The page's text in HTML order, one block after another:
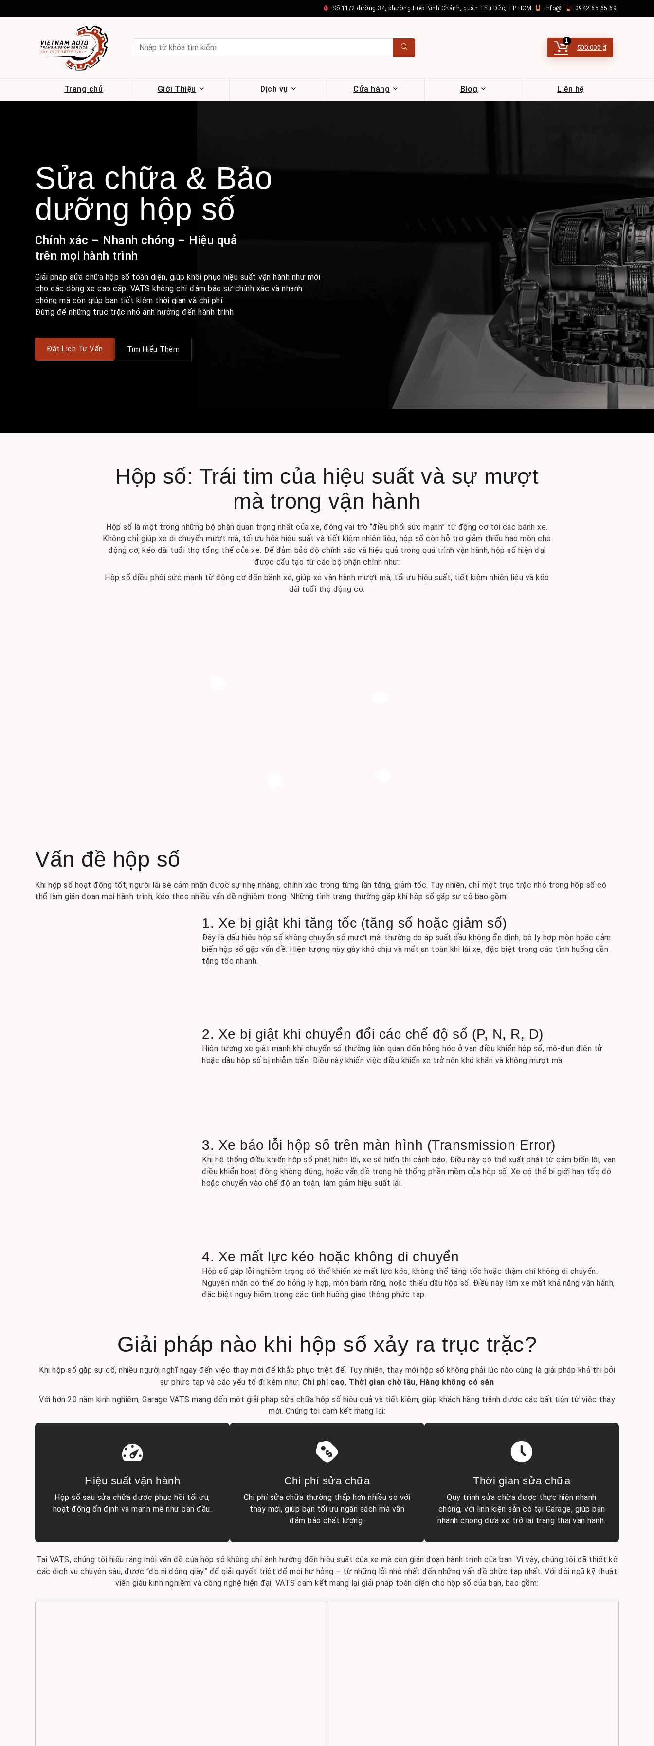
Số 11/2 đường 34, phường Hiệp Bình Chánh, quận Thủ Đức, TP HCM info@ 0942 65 65 69
1
500.000 ₫
Trang chủ Giới Thiệu Dịch vụ Cửa hàng Blog Liên hệ
Sửa chữa & Bảo
dưỡng hộp số
Chính xác – Nhanh chóng – Hiệu quả
trên mọi hành trình
Giải pháp sửa chữa hộp số toàn diện, giúp khôi phục hiệu suất vận hành như mới
cho các dòng xe cao cấp. VATS không chỉ đảm bảo sự chính xác và nhanh
chóng mà còn giúp bạn tiết kiệm thời gian và chi phí.
Đừng để những trục trặc nhỏ ảnh hưởng đến hành trình
Đặt Lịch Tư Vấn Tìm Hiểu Thêm
Hộp số: Trái tim của hiệu suất và sự mượt
mà trong vận hành
Hộp số là một trong những bộ phận quan trọng nhất của xe, đóng vai trò “điều phối sức mạnh” từ động cơ tới các bánh xe.
Không chỉ giúp xe di chuyển mượt mà, tối ưu hóa hiệu suất và tiết kiệm nhiên liệu, hộp số còn hỗ trợ giảm thiểu hao mòn cho
động cơ, kéo dài tuổi thọ tổng thể của xe. Để đảm bảo độ chính xác và hiệu quả trong quá trình vận hành, hộp số hiện đại
được cấu tạo từ các bộ phận chính như:
Hộp số điều phối sức mạnh từ động cơ đến bánh xe, giúp xe vận hành mượt mà, tối ưu hiệu suất, tiết kiệm nhiên liệu và kéo
dài tuổi thọ động cơ.
Vấn đề hộp số
Khi hộp số hoạt động tốt, người lái sẽ cảm nhận được sự nhẹ nhàng, chính xác trong từng lần tăng, giảm tốc. Tuy nhiên, chỉ một trục trặc nhỏ trong hộp số có
thể làm gián đoạn mọi hành trình, kéo theo nhiều vấn đề nghiêm trọng. Những tình trạng thường gặp khi hộp số gặp sự cố bao gồm:
1. Xe bị giật khi tăng tốc (tăng số hoặc giảm số)
Đây là dấu hiệu hộp số không chuyển số mượt mà, thường do áp suất dầu không ổn định, bộ ly hợp mòn hoặc cảm
biến hộp số gặp vấn đề. Hiện tượng này gây khó chịu và mất an toàn khi lái xe, đặc biệt trong các tình huống cần
tăng tốc nhanh.
2. Xe bị giật khi chuyển đổi các chế độ số (P, N, R, D)
Hiện tượng xe giật mạnh khi chuyển số thường liên quan đến hỏng hóc ở van điều khiển hộp số, mô-đun điện tử
hoặc dầu hộp số bị nhiễm bẩn. Điều này khiến việc điều khiển xe trở nên khó khăn và không mượt mà.
3. Xe báo lỗi hộp số trên màn hình (Transmission Error)
Khi hệ thống điều khiển hộp số phát hiện lỗi, xe sẽ hiển thị cảnh báo. Điều này có thể xuất phát từ cảm biến lỗi, van
điều khiển hoạt động không đúng, hoặc vấn đề trong hệ thống phần mềm của hộp số. Xe có thể bị giới hạn tốc độ
hoặc chuyển vào chế độ an toàn, làm giảm hiệu suất lái.
4. Xe mất lực kéo hoặc không di chuyển
Hộp số gặp lỗi nghiêm trọng có thể khiến xe mất lực kéo, không thể tăng tốc hoặc thậm chí không di chuyển.
Nguyên nhân có thể do hỏng ly hợp, mòn bánh răng, hoặc thiếu dầu hộp số. Điều này làm xe mất khả năng vận hành,
đặc biệt nguy hiểm trong các tình huống giao thông phức tạp.
Giải pháp nào khi hộp số xảy ra trục trặc?
Khi hộp số gặp sự cố, nhiều người nghĩ ngay đến việc thay mới để khắc phục triệt để. Tuy nhiên, thay mới hộp số không phải lúc nào cũng là giải pháp khả thi bởi
sự phức tạp và các yếu tố đi kèm như: Chi phí cao, Thời gian chờ lâu, Hàng không có sẵn
Với hơn 20 năm kinh nghiệm, Garage VATS mang đến một giải pháp sửa chữa hộp số hiệu quả và tiết kiệm, giúp khách hàng tránh được các bất tiện từ việc thay
mới. Chúng tôi cam kết mang lại:
Hiệu suất vận hành
Hộp số sau sửa chữa được phục hồi tối ưu,
hoạt động ổn định và mạnh mẽ như ban đầu.
Chi phí sửa chữa
Chi phí sửa chữa thường thấp hơn nhiều so với
thay mới, giúp bạn tối ưu ngân sách mà vẫn
đảm bảo chất lượng.
Thời gian sửa chữa
Quy trình sửa chữa được thực hiện nhanh
chóng, với linh kiện sẵn có tại Garage, giúp bạn
nhanh chóng đưa xe trở lại trạng thái vận hành.
Tại VATS, chúng tôi hiểu rằng mỗi vấn đề của hộp số không chỉ ảnh hưởng đến hiệu suất của xe mà còn gián đoạn hành trình của bạn. Vì vậy, chúng tôi đã thiết kế
các dịch vụ chuyên sâu, được “đo ni đóng giày” để giải quyết triệt để mọi hư hỏng – từ những lỗi nhỏ nhất đến những vấn đề phức tạp nhất. Với đội ngũ kỹ thuật
viên giàu kinh nghiệm và công nghệ hiện đại, VATS cam kết mang lại giải pháp toàn diện cho hộp số của bạn, bao gồm: